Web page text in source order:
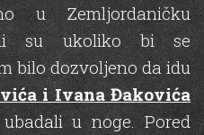
u Zemljordaničku
su ukoliko bi se
bilo dozvoljeno da idu
i Ivana Đakovića
u noge. Pored